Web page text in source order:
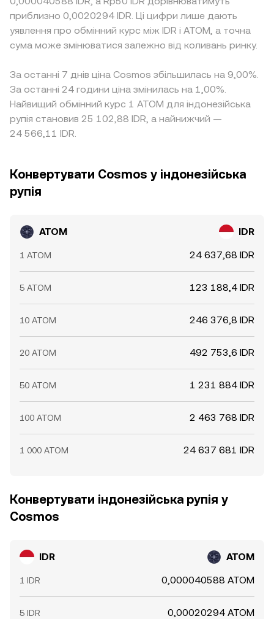
приблизно 0,0020294 IDR. Ці цифри лише дають
уявлення про обмінний курс між IDR і ATOM, а точна
сума може змінюватися залежно від коливань ринку.
За останні 7 днів ціна Cosmos збільшилась на 9,00%.
За останні 24 години ціна змінилась на 1,00%.
Найвищий обмінний курс 1 ATOM для індонезійська
рупія становив 25 102,88 IDR, а найнижчий —
24 566,11 IDR.
Конвертувати Cosmos у індонезійська
рупія
ATOM IDR
1 ATOM 24 637,68 IDR
5 ATOM 123 188,4 IDR
10 ATOM 246 376,8 IDR
20 ATOM 492 753,6 IDR
50 ATOM 1 231 884 IDR
100 ATOM 2 463 768 IDR
1 000 ATOM 24 637 681 IDR
Конвертувати індонезійська рупія у
Cosmos
IDR ATOM
1 IDR 0,000040588 ATOM
5 IDR 0,00020294 ATOM